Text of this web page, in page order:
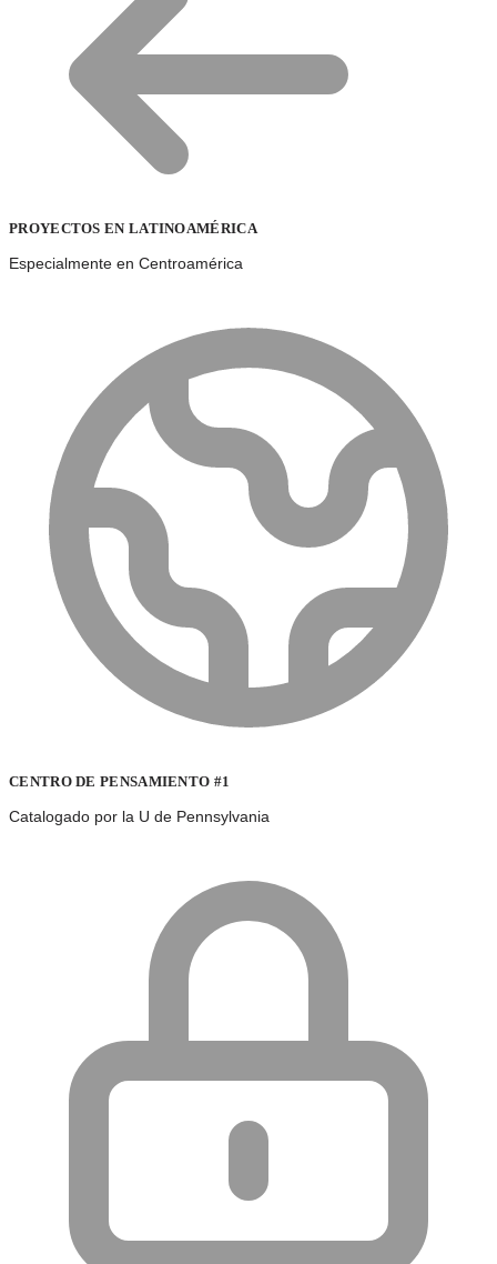
PROYECTOS EN LATINOAMÉRICA
Especialmente en Centroamérica
CENTRO DE PENSAMIENTO #1
Catalogado por la U de Pennsylvania